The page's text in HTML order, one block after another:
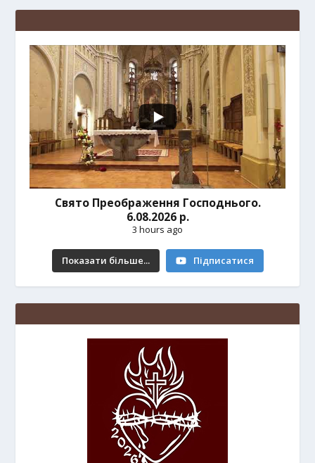
Свято Преображення Господнього.
6.08.2026 р.
3 hours ago
Показати більше... Підписатися